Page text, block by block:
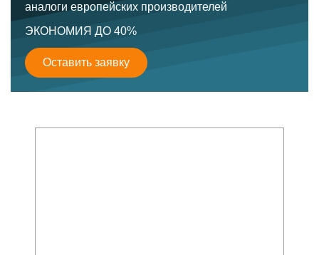
аналоги европейских производителей
ЭКОНОМИЯ ДО 40%
Оставить заявку